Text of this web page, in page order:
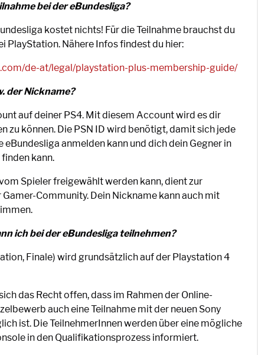
bei der eBundesliga?
kostet nichts! Für die Teilnahme brauchst du
PlayStation. Nähere Infos findest du hier:
de-at/legal/playstation-plus-membership-guide/
der Nickname?
auf deiner PS4. Mit diesem Account wird es dir
zu können. Die PSN ID wird benötigt, damit sich jede
eBundesliga anmelden kann und dich dein Gegner in
kann.
Spieler freigewählt werden kann, dient zur
Community. Dein Nickname kann auch mit
ich bei der eBundesliga teilnehmen?
Finale) wird grundsätzlich auf der Playstation 4
das Recht offen, dass im Rahmen der Online-
auch eine Teilnahme mit der neuen Sony
ist. Die TeilnehmerInnen werden über eine mögliche
in den Qualifikationsprozess informiert.